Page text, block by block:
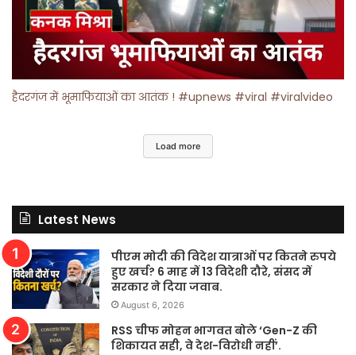
हैदरगंज में भूमाफियाओं का आतंक ! #upnews #viral #viralvideo
Load more
Latest News
पीएम मोदी की विदेश यात्राओं पर कितने रुपये
हुए खर्च? 6 माह में 13 विदेशी दौरे, संसद में
सरकार ने दिया जवाब.
August 6, 2026
RSS चीफ मोहन भागवत बोले ‘Gen-Z की
शिकायत सही, वे देश-विरोधी नहीं’.